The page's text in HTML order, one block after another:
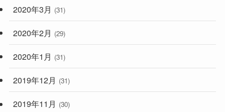
2020年3月 (31)
2020年2月 (29)
2020年1月 (31)
2019年12月 (31)
2019年11月 (30)